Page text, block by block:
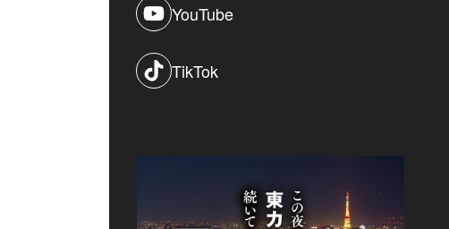
YouTube
TikTok